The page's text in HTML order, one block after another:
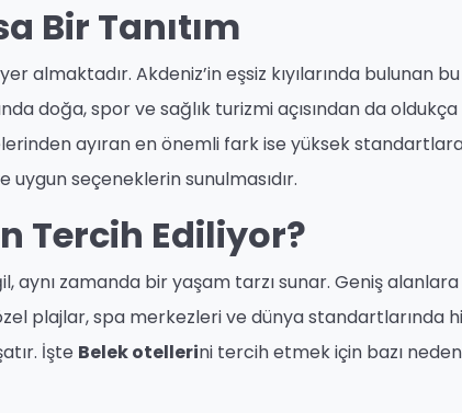
Bir Tanıtım
almaktadır. Akdeniz’in eşsiz kıyılarında bulunan
doğa, spor ve sağlık turizmi açısından da
ayıran en önemli fark ise yüksek
seçeneklerin sunulmasıdır.
Tercih Ediliyor?
aynı zamanda bir yaşam tarzı sunar. Geniş
plajlar, spa merkezleri ve dünya standartlarında
İşte Belek otellerini tercih etmek için bazı